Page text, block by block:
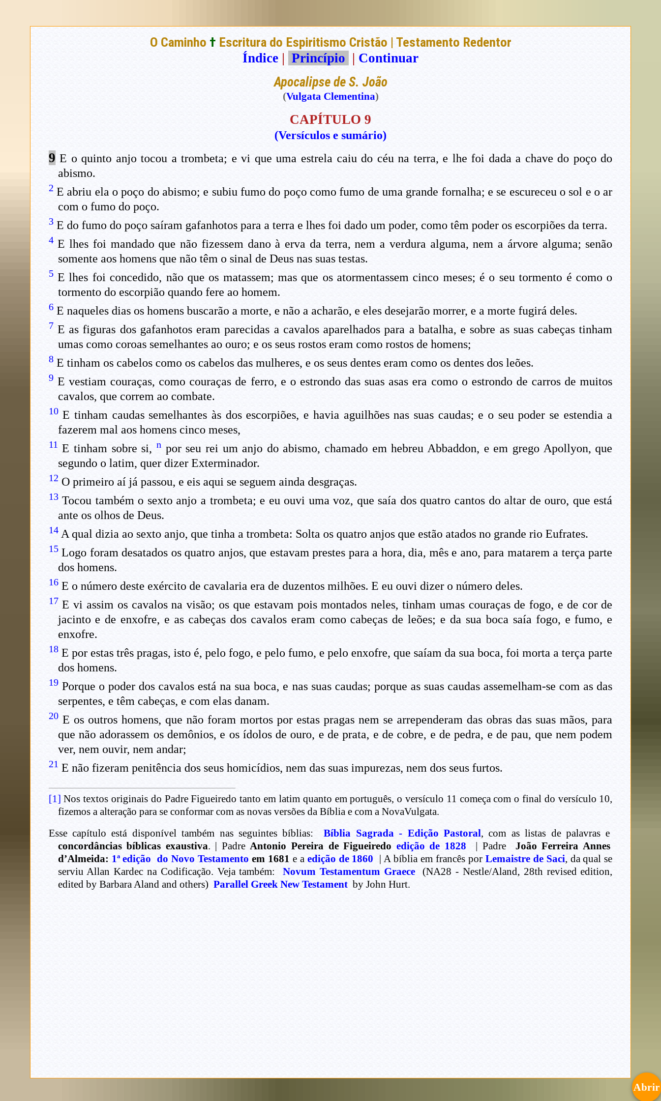
O Caminho † Escritura do Espiritismo Cristão | Testamento Redentor
Índice | Princípio | Continuar
Apocalipse de S. João
(Vulgata Clementina)
CAPÍTULO 9
(Versículos e sumário)
9 E o quinto anjo tocou a trombeta; e vi que uma estrela caiu do céu na terra, e lhe foi dada a chave do poço do
abismo.
2 E abriu ela o poço do abismo; e subiu fumo do poço como fumo de uma grande fornalha; e se escureceu o sol e o ar
com o fumo do poço.
3E do fumo do poço saíram gafanhotos para a terra e lhes foi dado um poder, como têm poder os escorpiões da terra.
4E lhes foi mandado que não fizessem dano à erva da terra, nem a verdura alguma, nem a árvore alguma; senão
somente aos homens que não têm o sinal de Deus nas suas testas.
5E lhes foi concedido, não que os matassem; mas que os atormentassem cinco meses; é o seu tormento é como o
tormento do escorpião quando fere ao homem.
6E naqueles dias os homens buscarão a morte, e não a acharão, e eles desejarão morrer, e a morte fugirá deles.
7 E as figuras dos gafanhotos eram parecidas a cavalos aparelhados para a batalha, e sobre as suas cabeças tinham
umas como coroas semelhantes ao ouro; e os seus rostos eram como rostos de homens;
8E tinham os cabelos como os cabelos das mulheres, e os seus dentes eram como os dentes dos leões.
9E vestiam couraças, como couraças de ferro, e o estrondo das suas asas era como o estrondo de carros de muitos
cavalos, que correm ao combate.
10E tinham caudas semelhantes às dos escorpiões, e havia aguilhões nas suas caudas; e o seu poder se estendia a
fazerem mal aos homens cinco meses,
11 E tinham sobre si, npor seu rei um anjo do abismo, chamado em hebreu Abbaddon, e em grego Apollyon, que
segundo o latim, quer dizer Exterminador.
12 O primeiro aí já passou, e eis aqui se seguem ainda desgraças.
13Tocou também o sexto anjo a trombeta; e eu ouvi uma voz, que saía dos quatro cantos do altar de ouro, que está
ante os olhos de Deus.
14A qual dizia ao sexto anjo, que tinha a trombeta: Solta os quatro anjos que estão atados no grande rio Eufrates.
15Logo foram desatados os quatro anjos, que estavam prestes para a hora, dia, mês e ano, para matarem a terça parte
dos homens.
16E o número deste exército de cavalaria era de duzentos milhões. E eu ouvi dizer o número deles.
17 E vi assim os cavalos na visão; os que estavam pois montados neles, tinham umas couraças de fogo, e de cor de
jacinto e de enxofre, e as cabeças dos cavalos eram como cabeças de leões; e da sua boca saía fogo, e fumo, e
enxofre.
18E por estas três pragas, isto é, pelo fogo, e pelo fumo, e pelo enxofre, que saíam da sua boca, foi morta a terça parte
dos homens.
19Porque o poder dos cavalos está na sua boca, e nas suas caudas; porque as suas caudas assemelham-se com as das
serpentes, e têm cabeças, e com elas danam.
20E os outros homens, que não foram mortos por estas pragas nem se arrependeram das obras das suas mãos, para
que não adorassem os demônios, e os ídolos de ouro, e de prata, e de cobre, e de pedra, e de pau, que nem podem
ver, nem ouvir, nem andar;
21 E não fizeram penitência dos seus homicídios, nem das suas impurezas, nem dos seus furtos.
[1] Nos textos originais do Padre Figueiredo tanto em latim quanto em português, o versículo 11 começa com o final do versículo 10,
fizemos a alteração para se conformar com as novas versões da Bíblia e com a NovaVulgata.
Esse capítulo está disponível também nas seguintes bíblias:
Bíblia Sagrada - Edição Pastoral, com as listas de palavras e
concordâncias bíblicas exaustiva. | PadreAntonio Pereira de Figueiredo edição de 1828 | Padre
João Ferreira Annes
d’Almeida: 1ª edição do Novo Testamento em 1681 e a edição de 1860 | A bíblia em francês por Lemaistre de Saci, da qual se
serviu Allan Kardec na Codificação. Veja também:
Novum Testamentum Graece(NA28 - Nestle/Aland, 28th revised edition,
edited by Barbara Aland and others) Parallel Greek New Testamentby John Hurt.
Abrir